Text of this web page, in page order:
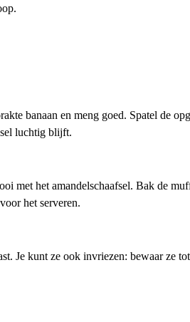
banaan en meng goed. Spatel de
luchtig blijft.
met het amandelschaafsel. Bak de
het serveren.
Je kunt ze ook invriezen: bewaar ze